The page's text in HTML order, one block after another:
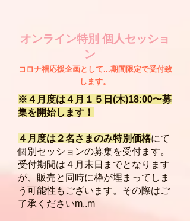
オンライン特別 個人セッショ
ン
コロナ禍応援企画として...​期間限定で受付致
します。
※４月度は４月１５日(木)18:00〜募
集を開始します！
４月度は２名さまのみ特別価格にて
個別セッションの募集を受付ます。
​​受付期間は４月末日までとなります
が、販売と同時に枠が埋まってしま
う可能性もございます。その際はご
了承くださいm..m